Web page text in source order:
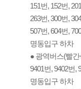
151번, 152번,
263번, 300번,
507번, 604번,
명동입구 하차
● 광역버스(빨간
9401번, 9402번,
명동입구 하차